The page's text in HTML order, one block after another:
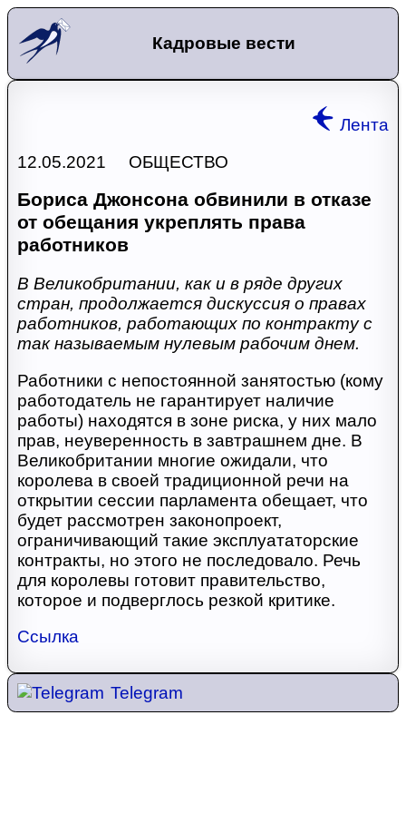
Кадровые вести
Лента
12.05.2021 ОБЩЕСТВО
Бориса Джонсона обвинили в отказе
от обещания укреплять права
работников
В Великобритании, как и в ряде других
стран, продолжается дискуссия о правах
работников, работающих по контракту с
так называемым нулевым рабочим днем.
Работники с непостоянной занятостью (кому
работодатель не гарантирует наличие
работы) находятся в зоне риска, у них мало
прав, неуверенность в завтрашнем дне. В
Великобритании многие ожидали, что
королева в своей традиционной речи на
открытии сессии парламента обещает, что
будет рассмотрен законопроект,
ограничивающий такие эксплуататорские
контракты, но этого не последовало. Речь
для королевы готовит правительство,
которое и подверглось резкой критике.
Ссылка
Telegram